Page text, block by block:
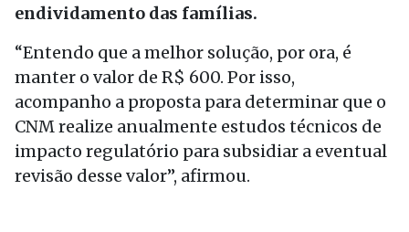
endividamento das famílias.
“Entendo que a melhor solução, por ora, é
manter o valor de R$ 600. Por isso,
acompanho a proposta para determinar que o
CNM realize anualmente estudos técnicos de
impacto regulatório para subsidiar a eventual
revisão desse valor”, afirmou.